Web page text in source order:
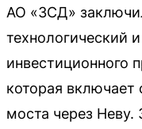
АО «ЗСД»
технологический
инвестиционного
которая включает
моста через